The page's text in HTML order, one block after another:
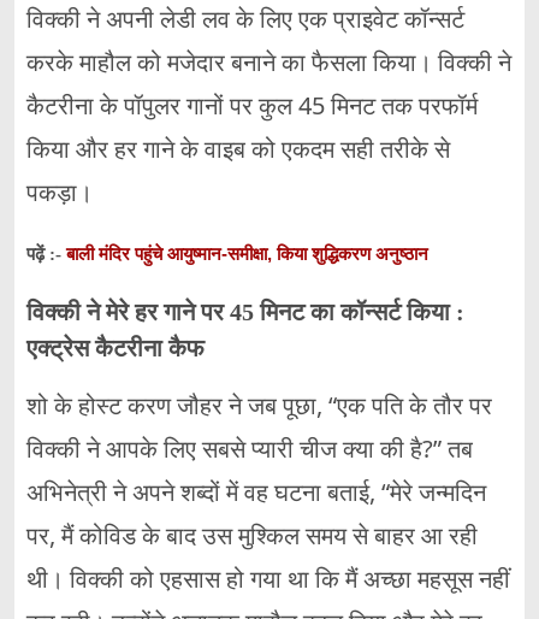
विक्की ने अपनी लेडी लव के लिए एक प्राइवेट कॉन्सर्ट
करके माहौल को मजेदार बनाने का फैसला किया। विक्की ने
कैटरीना के पॉपुलर गानों पर कुल 45 मिनट तक परफॉर्म
किया और हर गाने के वाइब को एकदम सही तरीके से
पकड़ा।
पढ़ें :-बाली मंदिर पहुंचे आयुष्मान-समीक्षा, किया शुद्धिकरण अनुष्ठान
विक्की ने मेरे हर गाने पर 45 मिनट का कॉन्सर्ट किया :
एक्ट्रेस कैटरीना कैफ
शो के होस्ट करण जौहर ने जब पूछा, “एक पति के तौर पर
विक्की ने आपके लिए सबसे प्यारी चीज क्या की है?” तब
अभिनेत्री ने अपने शब्दों में वह घटना बताई, “मेरे जन्मदिन
पर, मैं कोविड के बाद उस मुश्किल समय से बाहर आ रही
थी। विक्की को एहसास हो गया था कि मैं अच्छा महसूस नहीं